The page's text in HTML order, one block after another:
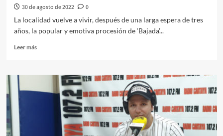
30 de agosto de 2022
0
La localidad vuelve a vivir, después de una larga espera de tres
años, la popular y emotiva procesión de ‘Bajada’...
Leer más